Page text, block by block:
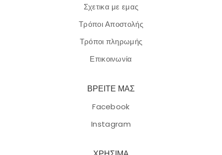
Σχετικα με εμας
Τρόποι Αποστολής
Τρόποι πληρωμής
Επικοινωνία
ΒΡΕΙΤΕ ΜΑΣ
Facebook
Instagram